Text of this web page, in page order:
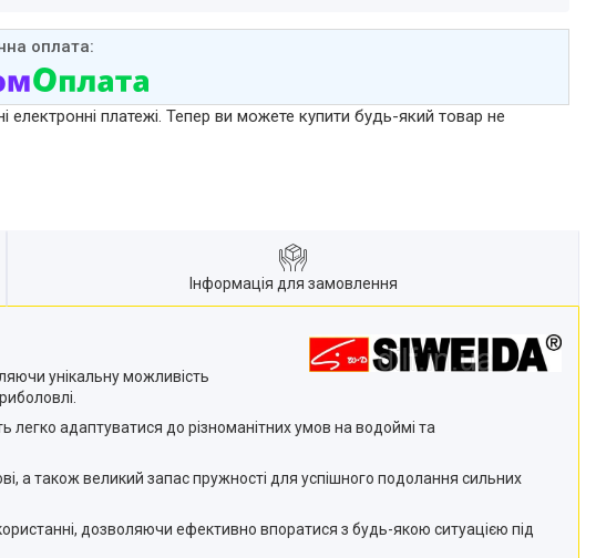
електронні платежі. Тепер ви можете купити будь-який товар не
Інформація для замовлення
унікальну можливість
легко адаптуватися до різноманітних умов на водоймі та
а також великий запас пружності для успішного подолання сильних
дозволяючи ефективно впоратися з будь-якою ситуацією під